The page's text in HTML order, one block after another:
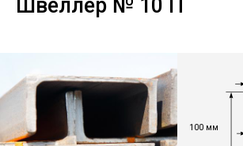
Уголок
Балка
Швеллер № 10 П
100 мм